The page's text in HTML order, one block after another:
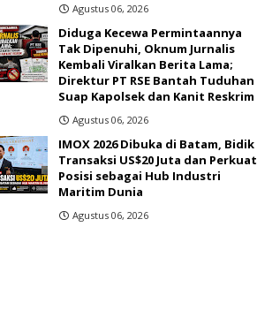
Agustus 06, 2026
Diduga Kecewa Permintaannya
Tak Dipenuhi, Oknum Jurnalis
Kembali Viralkan Berita Lama;
Direktur PT RSE Bantah Tuduhan
Suap Kapolsek dan Kanit Reskrim
Agustus 06, 2026
IMOX 2026 Dibuka di Batam, Bidik
Transaksi US$20 Juta dan Perkuat
Posisi sebagai Hub Industri
Maritim Dunia ‎
Agustus 06, 2026